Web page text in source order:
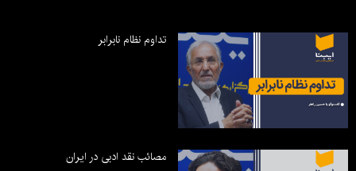
تداوم نظام نابرابر
مصائب نقد ادبی در ایران